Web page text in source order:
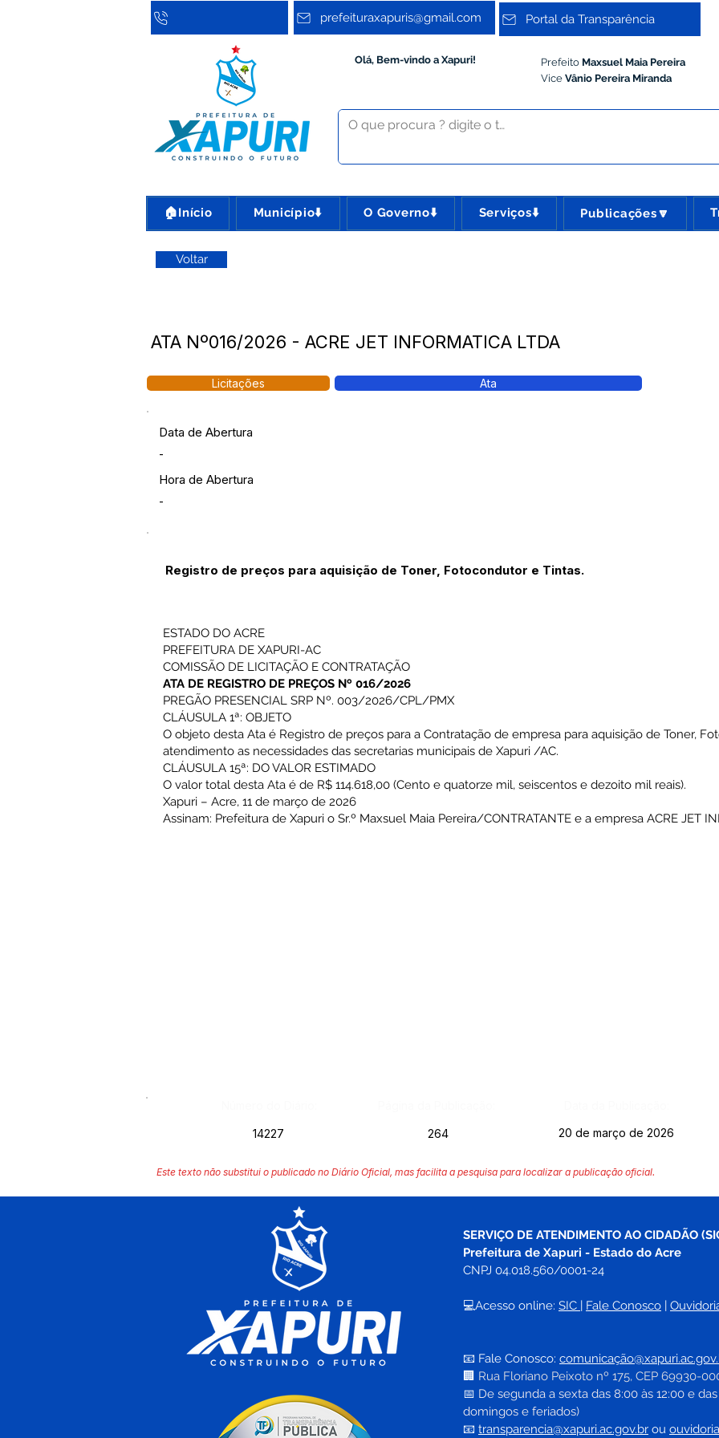
prefeituraxapuris@gmail.com Portal da Transparência
Olá, Bem-vindo a Xapuri! Prefeito Maxsuel Maia Pereira
Vice Vânio Pereira Miranda
🏠Início Município⬇️ O Governo⬇️ Serviços⬇️ Publicações🔽
Voltar
ATA Nº016/2026 - ACRE JET INFORMATICA LTDA
Licitações Ata
Data de Abertura
-
Hora de Abertura
-
Registro de preços para aquisição de Toner, Fotocondutor e Tintas.
ESTADO DO ACRE
PREFEITURA DE XAPURI-AC
COMISSÃO DE LICITAÇÃO E CONTRATAÇÃO
ATA DE REGISTRO DE PREÇOS Nº 016/2026
PREGÃO PRESENCIAL SRP Nº. 003/2026/CPL/PMX
CLÁUSULA 1ª: OBJETO
O objeto desta Ata é Registro de preços para a Contratação de empresa para aquisição de Toner,
atendimento as necessidades das secretarias municipais de Xapuri /AC.
CLÁUSULA 15ª: DO VALOR ESTIMADO
O valor total desta Ata é de R$ 114.618,00 (Cento e quatorze mil, seiscentos e dezoito mil reais).
Xapuri – Acre, 11 de março de 2026
Assinam: Prefeitura de Xapuri o Sr.º Maxsuel Maia Pereira/CONTRATANTE e a empresa ACRE JET
14227 264 20 de março de 2026
Este texto não substitui o publicado no Diário Oficial, mas facilita a pesquisa para localizar a publicação oficial.
SERVIÇO DE ATENDIMENTO AO CIDADÃO
Prefeitura de Xapuri - Estado do Acre
CNPJ 04.018.560/0001-24
💻Acesso online: SIC | Fale Conosco |
📧 Fale Conosco:
🏢 Rua Floriano Peixoto nº 175, CEP 69930-
📅 De segunda a sexta das 8:00 às 12:00 e
domingos e feriados)
📧 transparencia@xapuri.ac.gov.br ou